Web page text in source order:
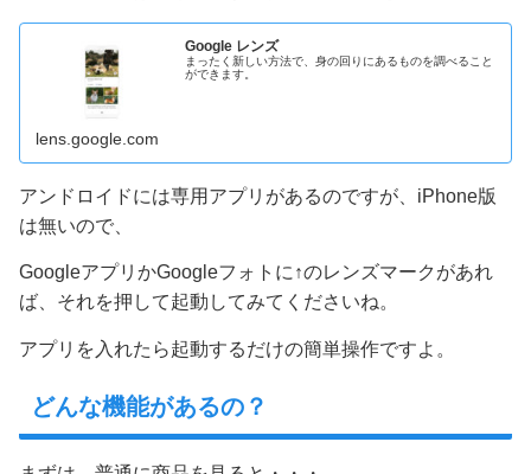
Google レンズ
まったく新しい方法で、身の回りにあるものを調べること
ができます。
lens.google.com
アンドロイドには専用アプリがあるのですが、iPhone版
は無いので、
GoogleアプリかGoogleフォトに↑のレンズマークがあれ
ば、それを押して起動してみてくださいね。
アプリを入れたら起動するだけの簡単操作ですよ。
どんな機能があるの？